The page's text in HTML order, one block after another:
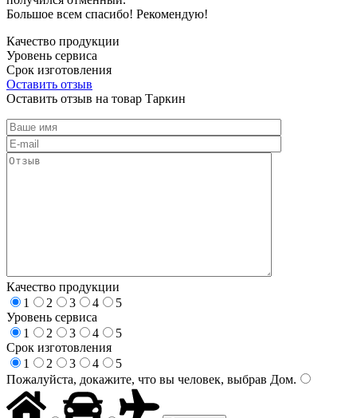
Большое всем спасибо! Рекомендую!
Качество продукции
Уровень сервиса
Срок изготовления
Оставить отзыв
Оставить отзыв на товар Таркин
Качество продукции
1
2 3 4
5
Уровень сервиса
1
2 3 4
5
Срок изготовления
1
2 3 4
5
Пожалуйста, докажите, что вы человек, выбрав Дом.